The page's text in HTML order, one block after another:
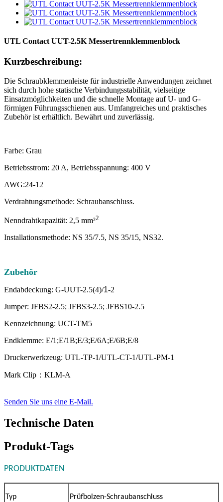
UTL Contact UUT-2.5K Messertrennklemmenblock
Kurzbeschreibung:
Die Schraubklemmenleiste für industrielle Anwendungen zeichnet
sich durch hohe statische Verbindungsstabilität, vielseitige
Einsatzmöglichkeiten und die schnelle Montage auf U- und G-
förmigen Führungsschienen aus. Umfangreiches und praktisches
Zubehör ist erhältlich. Bewährt und zuverlässig.
Farbe: Grau
Betriebsstrom: 20 A, Betriebsspannung: 400 V
AWG:24-12
Verdrahtungsmethode: Schraubanschluss.
Nenndrahtkapazität: 2,5 mm²2
Installationsmethode: NS 35/7.5, NS 35/15, NS32.
Zubehör
Endabdeckung: G-UUT-2.5(4)/1-2
Jumper: JFBS2-2.5; JFBS3-2.5; JFBS10-2.5
Kennzeichnung: UCT-TM5
Endklemme: E/1;E/1B;E/3;E/6A;E/6B;E/8
Druckerwerkzeug: UTL-TP-1/UTL-CT-1/UTL-PM-1
Mark Clip：KLM-A
Senden Sie uns eine E-Mail.
Technische Daten
Produkt-Tags
PRODUKTDATEN
Typ Prüfbolzen-Schraubanschluss